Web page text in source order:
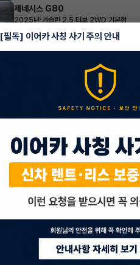
제네시스 G80
2025년·가솔린 2.5 터보 2WD 기본형
월 1,074,480원 X30개월
지원금 5,000,000원
조회 2,272방금전
2025년·1.6 HEV 7인승 시그니처 그래비티
지원금3,000,000원
조회 1,484 방금전
기아 쏘렌토
579,300원 X52개월
1,500,000원
방금전
[필독] 이어카 사칭 사기 주의 안내